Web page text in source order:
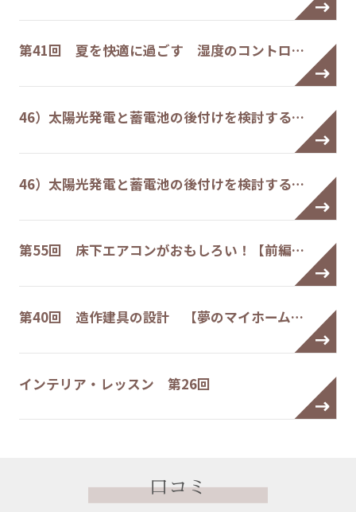
第41回 夏を快適に過ごす 湿度のコントロ…
46）太陽光発電と蓄電池の後付けを検討する…
46）太陽光発電と蓄電池の後付けを検討する…
第55回 床下エアコンがおもしろい！【前編…
第40回 造作建具の設計 【夢のマイホーム…
インテリア・レッスン 第26回
口コミ